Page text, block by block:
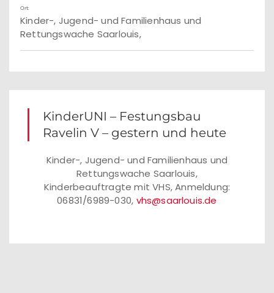
Ort:
Kinder-, Jugend- und Familienhaus und
Rettungswache Saarlouis,
KinderUNI – Festungsbau
Ravelin V – gestern und heute
Kinder-, Jugend- und Familienhaus und
Rettungswache Saarlouis,
Kinderbeauftragte mit VHS, Anmeldung:
06831/6989-030, vhs@saarlouis.de